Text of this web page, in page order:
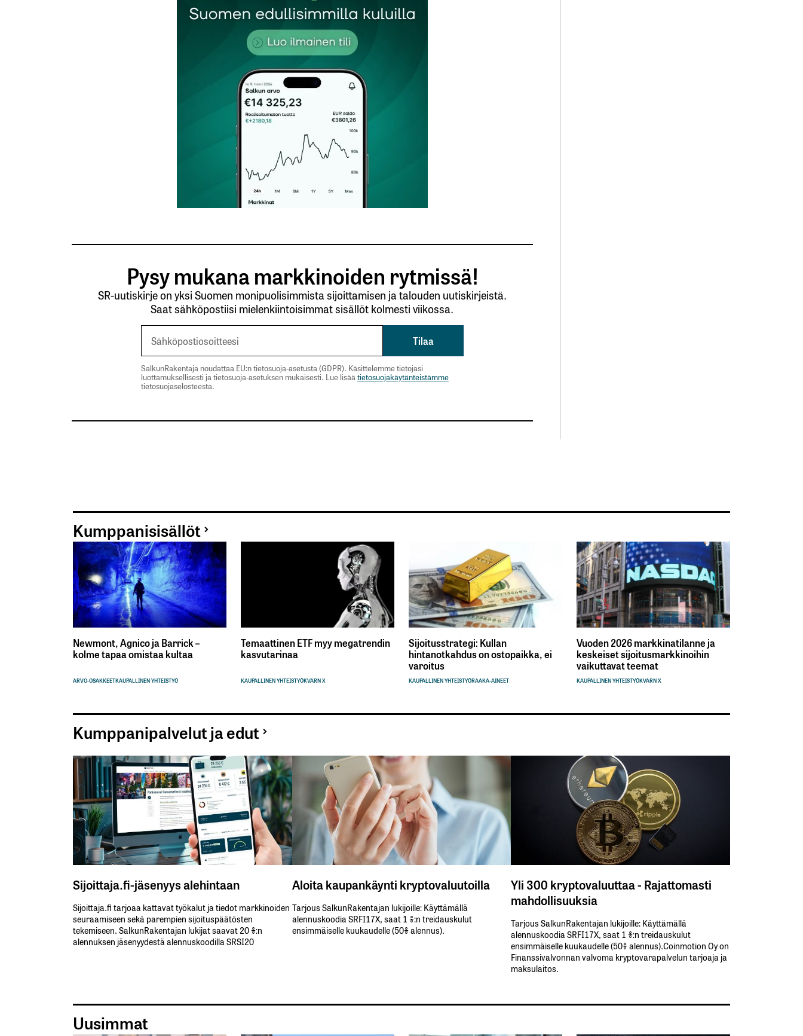
Sähköpostiosoitteesi
Pysy mukana markkinoiden rytmissä!
SR-uutiskirje on yksi Suomen monipuolisimmista sijoittamisen ja talouden uutiskirjeistä.
Saat sähköpostiisi mielenkiintoisimmat sisällöt kolmesti viikossa.
SalkunRakentaja noudattaa EU:n tietosuoja-asetusta (GDPR). Käsittelemme tietojasi
luottamuksellisesti ja tietosuoja-asetuksen mukaisesti. Lue lisää tietosuojakäytänteistämme
tietosuojaselosteesta.
Kumppanisisällöt
Newmont, Agnico ja Barrick –
kolme tapaa omistaa kultaa
ARVO-OSAKKEETKAUPALLINEN YHTEISTYÖ
Temaattinen ETF myy megatrendin
kasvutarinaa
KAUPALLINEN YHTEISTYÖKVARN X
Sijoitusstrategi: Kullan
hintanotkahdus on ostopaikka, ei
varoitus
KAUPALLINEN YHTEISTYÖRAAKA-AINEET
Vuoden 2026 markkinatilanne ja
keskeiset sijoitusmarkkinoihin
vaikuttavat teemat
KAUPALLINEN YHTEISTYÖKVARN X
Kumppanipalvelut ja edut
Sijoittaja.fi-jäsenyys alehintaan
Sijoittaja.fi tarjoaa kattavat työkalut ja tiedot markkinoiden
seuraamiseen sekä parempien sijoituspäätösten
tekemiseen. SalkunRakentajan lukijat saavat 20 %:n
alennuksen jäsenyydestä alennuskoodilla SRSI20
Aloita kaupankäynti kryptovaluutoilla
Tarjous SalkunRakentajan lukijoille: Käyttämällä​ ​
alennuskoodia​ ​SRFI17X,​ ​saat​ ​1 %:n treidauskulut​ ​
ensimmäiselle​ ​kuukaudelle​ ​(50%​ ​alennus).
Yli 300 kryptovaluuttaa - Rajattomasti
mahdollisuuksia
Tarjous SalkunRakentajan lukijoille: Käyttämällä​ ​
alennuskoodia​ ​SRFI17X,​ ​saat​ ​1 %:n treidauskulut​ ​
ensimmäiselle​ ​kuukaudelle​ ​(50%​ ​alennus).Coinmotion Oy on
Finanssivalvonnan valvoma kryptovarapalvelun tarjoaja ja
maksulaitos.
Uusimmat